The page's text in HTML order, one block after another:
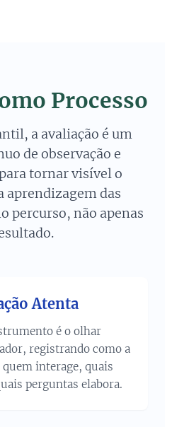
e imaginação.
Processo
a avaliação é um
de observação e
tornar visível o
aprendizagem das
percurso, não apenas
Atenta
é o olhar
registrando como a
interage, quais
perguntas elabora.